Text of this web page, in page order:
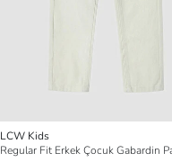
LCW Kids
Regular Fit Erkek Çocuk Gabardin